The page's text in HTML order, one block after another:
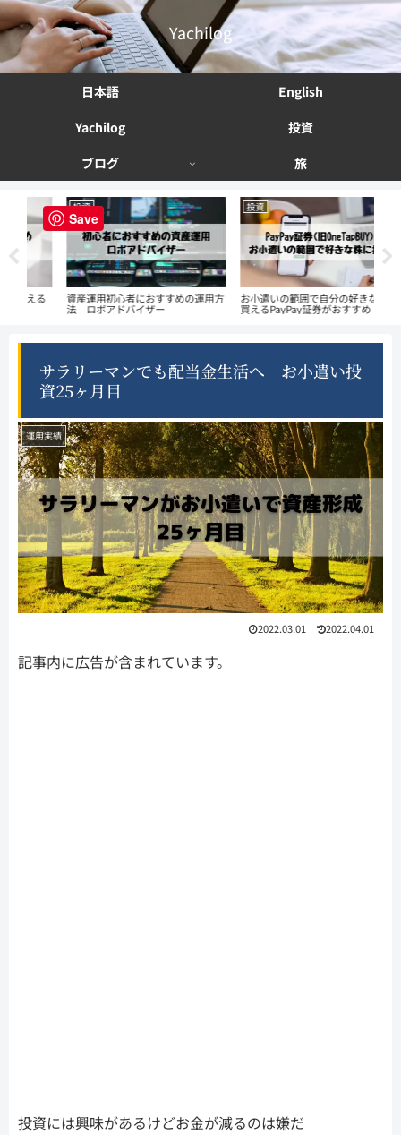
Yachilog
日本語
English
Yachilog
投資
ブログ
旅
投資
資産運用初心者におすすめの運用方
法 ロボアドバイザー
お小遣いの範囲で自分の好きな株が
買えるPayPay証券がおすすめ
サラリーマンでも配当金生活へ お小遣い投
資25ヶ月目
運用実績
2022.03.01 2022.04.01
記事内に広告が含まれています。
投資には興味があるけどお金が減るのは嫌だ
Save